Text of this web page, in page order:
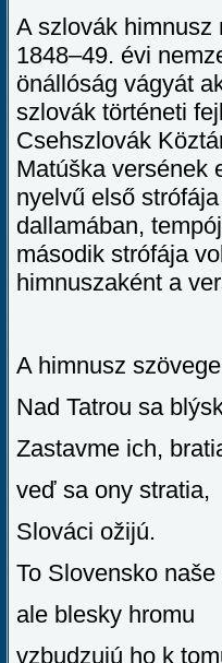
A szlovák himnusz
1848–49. évi
önállóság vágyát
szlovák történeti
Csehszlovák
Matúška versének
nyelvű első
dallamában,
második strófája
himnuszaként a
A himnusz
Nad Tatrou sa
Zastavme ich,
veď sa ony stratia,
Slováci ožijú.
To Slovensko
ale blesky hromu
vzbudzujú ho k